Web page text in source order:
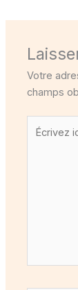
Votre
champs
Écrivez
ici…